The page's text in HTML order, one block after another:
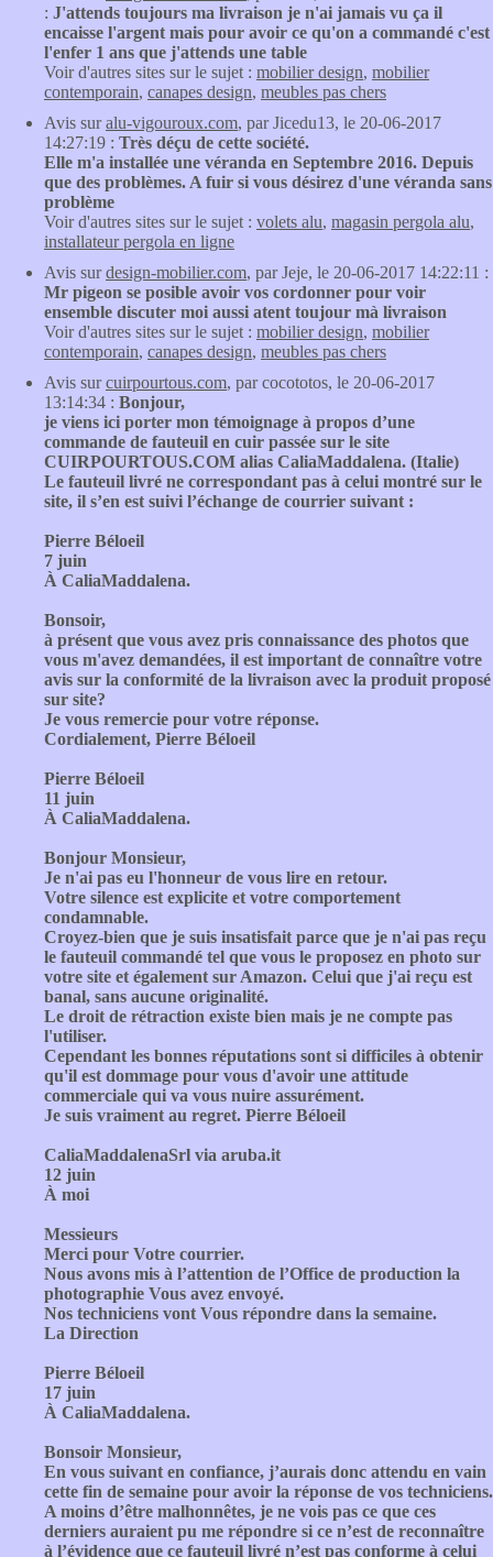
: J'attends toujours ma livraison je n'ai jamais vu ça il
encaisse l'argent mais pour avoir ce qu'on a commandé c'est
l'enfer 1 ans que j'attends une table
Voir d'autres sites sur le sujet : mobilier design, mobilier
contemporain, canapes design, meubles pas chers
Avis suralu-vigouroux.com, par Jicedu13, le 20-06-2017
14:27:19 : Très déçu de cette société.
Elle m'a installée une véranda en Septembre 2016. Depuis
que des problèmes. A fuir si vous désirez d'une véranda sans
problème
Voir d'autres sites sur le sujet : volets alu, magasin pergola alu,
installateur pergola en ligne
Avis surdesign-mobilier.com, par Jeje, le 20-06-2017 14:22:11 :
Mr pigeon se posible avoir vos cordonner pour voir
ensemble discuter moi aussi atent toujour mà livraison
Voir d'autres sites sur le sujet : mobilier design, mobilier
contemporain, canapes design, meubles pas chers
Avis surcuirpourtous.com, par cocototos, le 20-06-2017
13:14:34 : Bonjour,
je viens ici porter mon témoignage à propos d’une
commande de fauteuil en cuir passée sur le site
CUIRPOURTOUS.COM alias CaliaMaddalena. (Italie)
Le fauteuil livré ne correspondant pas à celui montré sur le
site, il s’en est suivi l’échange de courrier suivant :
Pierre Béloeil
7 juin
À CaliaMaddalena.
Bonsoir,
à présent que vous avez pris connaissance des photos que
vous m'avez demandées, il est important de connaître votre
avis sur la conformité de la livraison avec la produit proposé
sur site?
Je vous remercie pour votre réponse.
Cordialement, Pierre Béloeil
Pierre Béloeil
11 juin
À CaliaMaddalena.
Bonjour Monsieur,
Je n'ai pas eu l'honneur de vous lire en retour.
Votre silence est explicite et votre comportement
condamnable.
Croyez-bien que je suis insatisfait parce que je n'ai pas reçu
le fauteuil commandé tel que vous le proposez en photo sur
votre site et également sur Amazon. Celui que j'ai reçu est
banal, sans aucune originalité.
Le droit de rétraction existe bien mais je ne compte pas
l'utiliser.
Cependant les bonnes réputations sont si difficiles à obtenir
qu'il est dommage pour vous d'avoir une attitude
commerciale qui va vous nuire assurément.
Je suis vraiment au regret. Pierre Béloeil
CaliaMaddalenaSrl via aruba.it
12 juin
À moi
Messieurs
Merci pour Votre courrier.
Nous avons mis à l’attention de l’Office de production la
photographie Vous avez envoyé.
Nos techniciens vont Vous répondre dans la semaine.
La Direction
Pierre Béloeil
17 juin
À CaliaMaddalena.
Bonsoir Monsieur,
En vous suivant en confiance, j’aurais donc attendu en vain
cette fin de semaine pour avoir la réponse de vos techniciens.
A moins d’être malhonnêtes, je ne vois pas ce que ces
derniers auraient pu me répondre si ce n’est de reconnaître
à l’évidence que ce fauteuil livré n’est pas conforme à celui